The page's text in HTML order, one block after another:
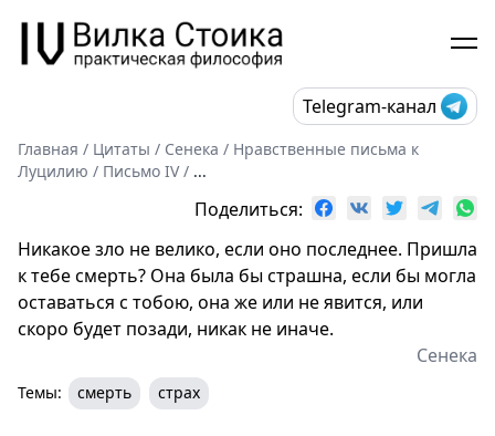
Telegram-канал
Главная / Цитаты / Сенека / Нравственные письма к
Луцилию / Письмо IV/ ...
Поделиться:
Никакое зло не велико, если оно последнее. Пришла
к тебе смерть? Она была бы страшна, если бы могла
оставаться с тобою, она же или не явится, или
скоро будет позади, никак не иначе.
Сенека
Темы: смерть страх